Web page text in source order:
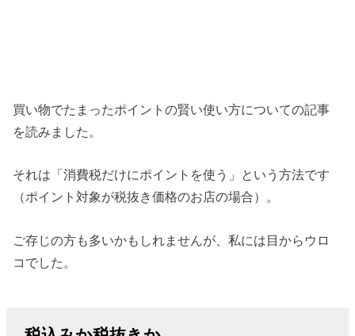
買い物でたまったポイントの賢い使い方についての記事
を読みました。
それは「消費税だけにポイントを使う」という方法です
（ポイント対象が税抜き価格のお店の場合）。
ご存じの方も多いかもしれませんが、私には目からウロ
コでした。